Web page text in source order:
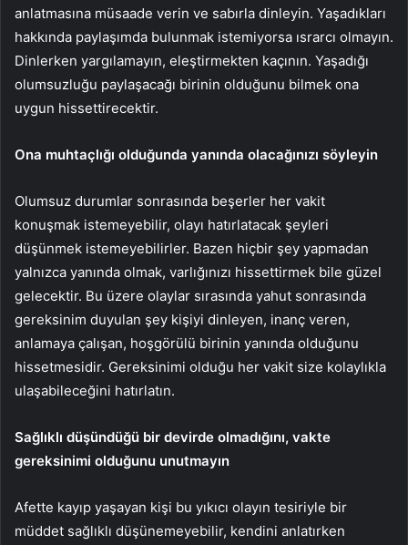
anlatmasına müsaade verin ve sabırla dinleyin. Yaşadıkları
hakkında paylaşımda bulunmak istemiyorsa ısrarcı olmayın.
Dinlerken yargılamayın, eleştirmekten kaçının. Yaşadığı
olumsuzluğu paylaşacağı birinin olduğunu bilmek ona
uygun hissettirecektir.
Ona muhtaçlığı olduğunda yanında olacağınızı söyleyin
Olumsuz durumlar sonrasında beşerler her vakit
konuşmak istemeyebilir, olayı hatırlatacak şeyleri
düşünmek istemeyebilirler. Bazen hiçbir şey yapmadan
yalnızca yanında olmak, varlığınızı hissettirmek bile güzel
gelecektir. Bu üzere olaylar sırasında yahut sonrasında
gereksinim duyulan şey kişiyi dinleyen, inanç veren,
anlamaya çalışan, hoşgörülü birinin yanında olduğunu
hissetmesidir. Gereksinimi olduğu her vakit size kolaylıkla
ulaşabileceğini hatırlatın.
Sağlıklı düşündüğü bir devirde olmadığını, vakte
gereksinimi olduğunu unutmayın
Afette kayıp yaşayan kişi bu yıkıcı olayın tesiriyle bir
müddet sağlıklı düşünemeyebilir, kendini anlatırken